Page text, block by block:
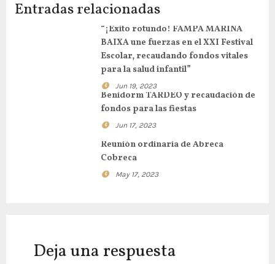
Entradas relacionadas
“¡Éxito rotundo! FAMPA MARINA
BAIXA une fuerzas en el XXI Festival
Escolar, recaudando fondos vitales
para la salud infantil”
Jun 19, 2023
Benidorm TARDEO y recaudación de
fondos para las fiestas
Jun 17, 2023
Reunión ordinaria de Abreca
Cobreca
May 17, 2023
Deja una respuesta